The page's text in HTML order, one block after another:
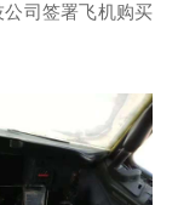
司签署飞机购买